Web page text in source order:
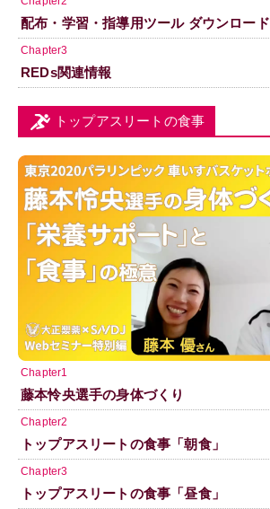
配布・学習・指導用ツール ダウンロード
Chapter3
REDs関連情報
トップアスリートの食事
Chapter1
藤本怜央選手の身体づくり
Chapter2
トップアスリートの食事「朝食」
Chapter3
トップアスリートの食事「昼食」